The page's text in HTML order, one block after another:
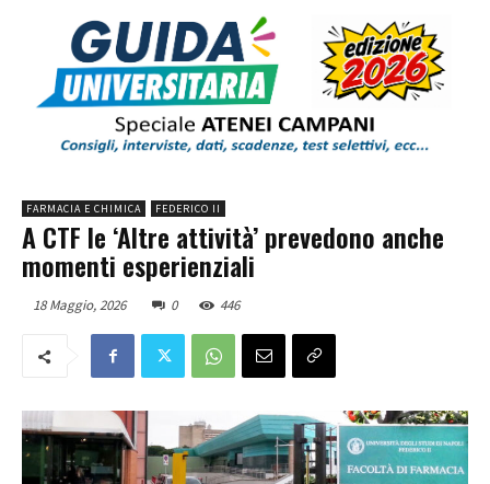
FARMACIA E CHIMICA FEDERICO II
A CTF le ‘Altre attività’ prevedono anche
momenti esperienziali
18 Maggio, 2026 0 446